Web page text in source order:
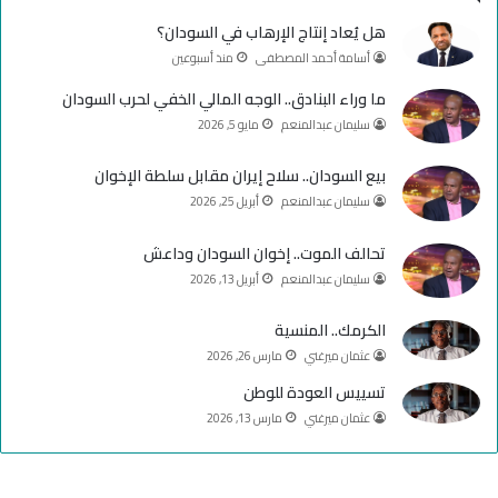
و
ك
T
u
b
e
ق
م
هل يُعاد إنتاج الإرهاب في السودان؟
أسامة أحمد المصطفى منذ أسبوعين
ما وراء البنادق.. الوجه المالي الخفي لحرب السودان
سليمان عبدالمنعم مايو 5, 2026
بيع السودان.. سلاح إيران مقابل سلطة الإخوان
سليمان عبدالمنعم أبريل 25, 2026
تحالف الموت.. إخوان السودان وداعش
سليمان عبدالمنعم أبريل 13, 2026
الكرمك.. المنسية
عثمان ميرغني مارس 26, 2026
تسييس العودة للوطن
عثمان ميرغني مارس 13, 2026